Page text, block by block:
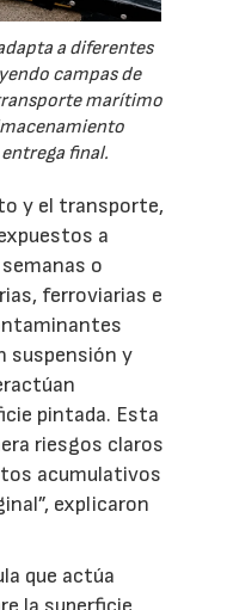
a diferentes
campas de
marítimo
final.
y el transporte,
a
o
ferroviarias e
suspensión y
pintada. Esta
riesgos claros
acumulativos
explicaron
que actúa